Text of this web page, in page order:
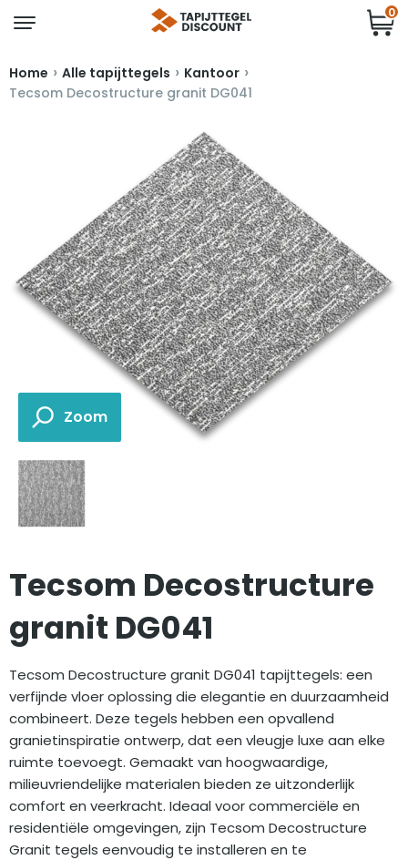
0
Home › Alle tapijttegels › Kantoor ›
Tecsom Decostructure granit DG041
Tecsom Decostructure
granit DG041
Tecsom Decostructure granit DG041 tapijttegels: een
verfijnde vloer oplossing die elegantie en duurzaamheid
combineert. Deze tegels hebben een opvallend
granietinspiratie ontwerp, dat een vleugje luxe aan elke
ruimte toevoegt. Gemaakt van hoogwaardige,
milieuvriendelijke materialen bieden ze uitzonderlijk
comfort en veerkracht. Ideaal voor commerciële en
residentiële omgevingen, zijn Tecsom Decostructure
Granit tegels eenvoudig te installeren en te